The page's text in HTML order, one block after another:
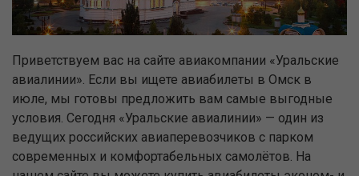
Приветствуем вас на сайте авиакомпании «Уральские
авиалинии». Если вы ищете авиабилеты в Омск в
июле, мы готовы предложить вам самые выгодные
условия. Сегодня «Уральские авиалинии» — один из
ведущих российских авиаперевозчиков с парком
современных и комфортабельных самолётов. На